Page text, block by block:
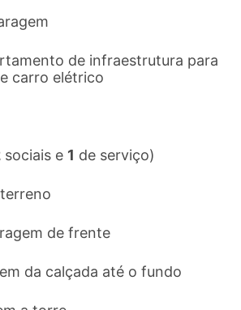
de infraestrutura para
carro elétrico
sociais e 1 de serviço)
de frente
da calçada até o fundo